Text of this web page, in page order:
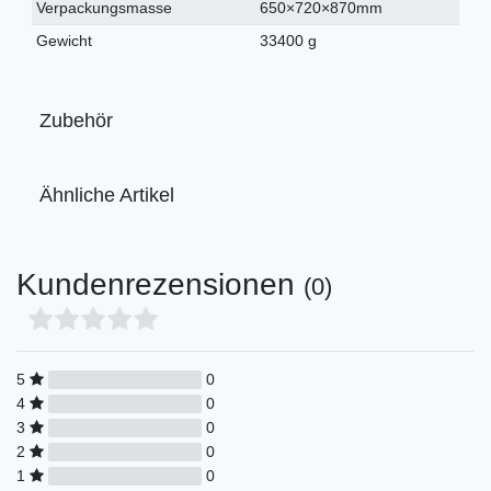
Verpackungsmasse
650×720×870mm
Gewicht
33400 g
Zubehör
Ähnliche Artikel
Kundenrezensionen (0)
5
0
4
0
3
0
2
0
1
0